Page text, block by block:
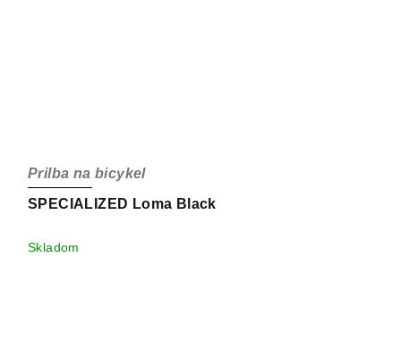
SPECIALIZED Loma Black
Prilba na bicykel
Skladom